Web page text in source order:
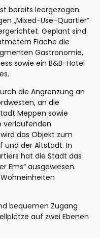
bereits leergezogen
„Mixed-Use-Quartier“
Geplant sind
Fläche die
Gastronomie,
sowie ein B&B-Hotel
die Angrenzung an
an die
Meppen sowie
verlaufenden
das Objekt zum
und der Altstadt. In
hat die Stadt das
Ems“ ausgewiesen.
Wohneinheiten
bequemen Zugang
auf zwei Ebenen